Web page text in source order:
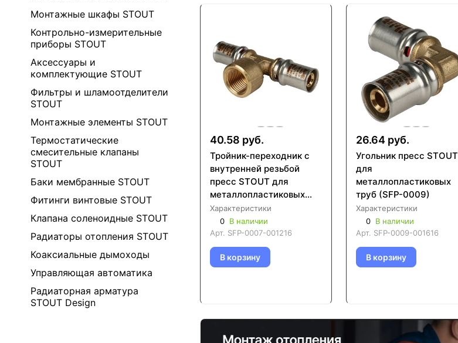
Монтажные шкафы STOUT
Контрольно-измерительные
приборы STOUT
Аксессуары и
комплектующие STOUT
Фильтры и шламоотделители
STOUT
Монтажные элементы STOUT
Термостатические
смесительные клапаны
STOUT
Баки мембранные STOUT
Фитинги винтовые STOUT
Клапана соленоидные STOUT
Радиаторы отопления STOUT
Коаксиальные дымоходы
Управляющая автоматика
Радиаторная арматура
STOUT Design
40.58 руб.
Тройник-переходник с
внутренней резьбой
пресс STOUT для
металлопластиковых
труб (SFP-0007)
Характеристики
0 В наличии
Арт. SFP-0007-001216
В корзину
26.64 руб.
Угольник пресс STOUT
для
металлопластиковых
труб (SFP-0009)
Характеристики
0 В наличии
Арт. SFP-0009-001616
В корзину